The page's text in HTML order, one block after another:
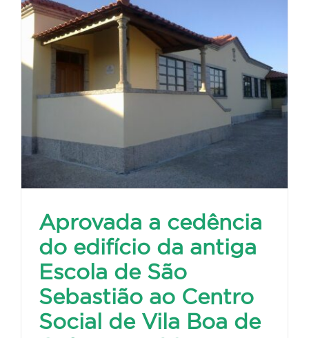
Aprovada a cedência
do edifício da antiga
Escola de São
Sebastião ao Centro
Social de Vila Boa de